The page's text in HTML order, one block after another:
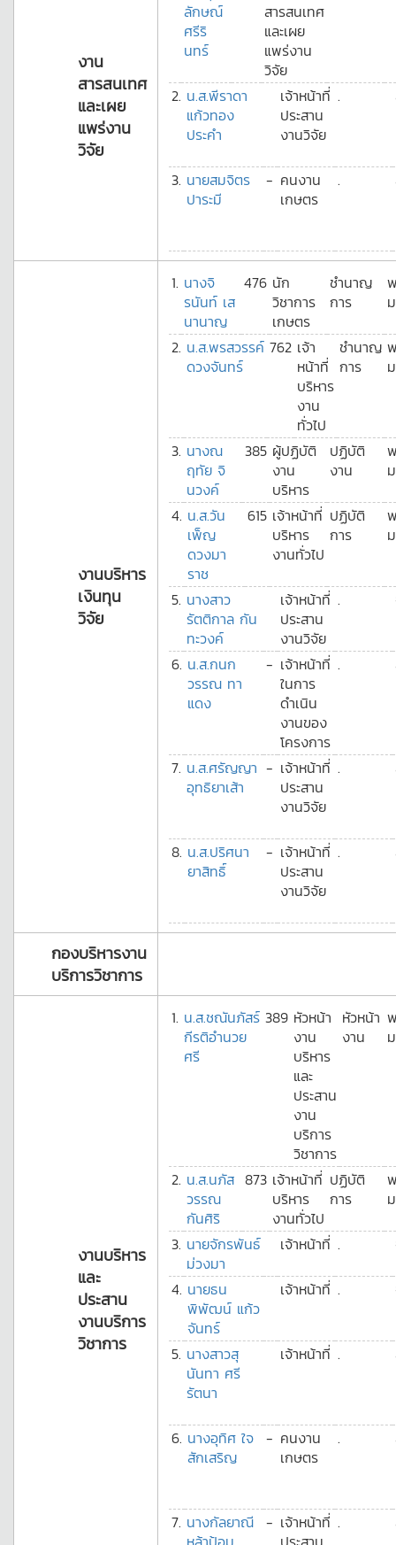
งาน
สารสนเทศ
และเผย
แพร่งาน
วิจัย
ลักษณ์
ศรีริ
นทร์
สารสนเทศ
และเผย
แพร่งาน
วิจัย
2. น.ส.พีราดา
แก้วทอง
ประคำ
เจ้าหน้าที่
ประสาน
งานวิจัย
.
3. นายสมจิตร
ปาระมี
- คนงาน
เกษตร
.
งานบริหาร
เงินทุน
วิจัย
1. นางจิ
รนันท์ เส
นานาญ
476 นัก
วิชาการ
เกษตร
ชำนาญ
การ
2. น.ส.พรสวรรค์
ดวงจันทร์
762 เจ้า
หน้าที่
บริหาร
งาน
ทั่วไป
ชำนาญ
การ
3. นางณ
ฤทัย จิ
นวงค์
385 ผู้ปฏิบัติ
งาน
บริหาร
ปฏิบัติ
งาน
4. น.ส.วัน
เพ็ญ
ดวงมา
ราช
615 เจ้าหน้าที่
บริหาร
งานทั่วไป
ปฏิบัติ
การ
5. นางสาว
รัตติกาล กัน
ทะวงค์
เจ้าหน้าที่
ประสาน
งานวิจัย
.
6. น.ส.กนก
วรรณ ทา
แดง
- เจ้าหน้าที่
ในการ
ดำเนิน
งานของ
โครงการ
.
7. น.ส.ศรัญญา
อุทธิยาเส้า
- เจ้าหน้าที่
ประสาน
งานวิจัย
.
8. น.ส.ปริศนา
ยาสิทธิ์
- เจ้าหน้าที่
ประสาน
งานวิจัย
.
กองบริหารงาน
บริการวิชาการ
งานบริหาร
และ
ประสาน
งานบริการ
วิชาการ
1. น.ส.ชณันภัสร์
กีรติอำนวย
ศรี
389 หัวหน้า
งาน
บริหาร
และ
ประสาน
งาน
บริการ
วิชาการ
หัวหน้า
งาน
2. น.ส.นภัส
วรรณ
กันศิริ
873 เจ้าหน้าที่
บริหาร
งานทั่วไป
ปฏิบัติ
การ
3. นายจักรพันธ์
ม่วงมา
เจ้าหน้าที่ .
4. นายธน
พิพัฒน์ แก้ว
จันทร์
เจ้าหน้าที่ .
5. นางสาวสุ
นันทา ศรี
รัตนา
เจ้าหน้าที่ .
6. นางอุทิศ ใจ
สักเสริญ
- คนงาน
เกษตร
.
7. นางกัลยาณี - เจ้าหน้าที่ .